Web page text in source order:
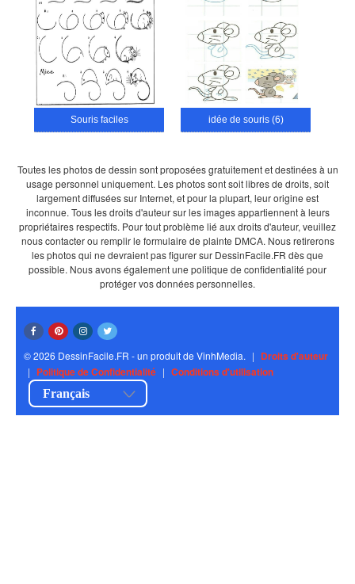
Souris faciles idée de souris (6)
Toutes les photos de dessin sont proposées gratuitement et destinées à un
usage personnel uniquement. Les photos sont soit libres de droits, soit
largement diffusées sur Internet, et pour la plupart, leur origine est
inconnue. Tous les droits d'auteur sur les images appartiennent à leurs
propriétaires respectifs. Pour tout problème lié aux droits d'auteur, veuillez
nous contacter ou remplir le formulaire de plainte DMCA. Nous retirerons
les photos qui ne devraient pas figurer sur DessinFacile.FR dès que
possible. Nous avons également une politique de confidentialité pour
protéger vos données personnelles.
© 2026 DessinFacile.FR - un produit de VinhMedia. | Droits d'auteur
| Politique de Confidentialité | Conditions d'utilisation
Français